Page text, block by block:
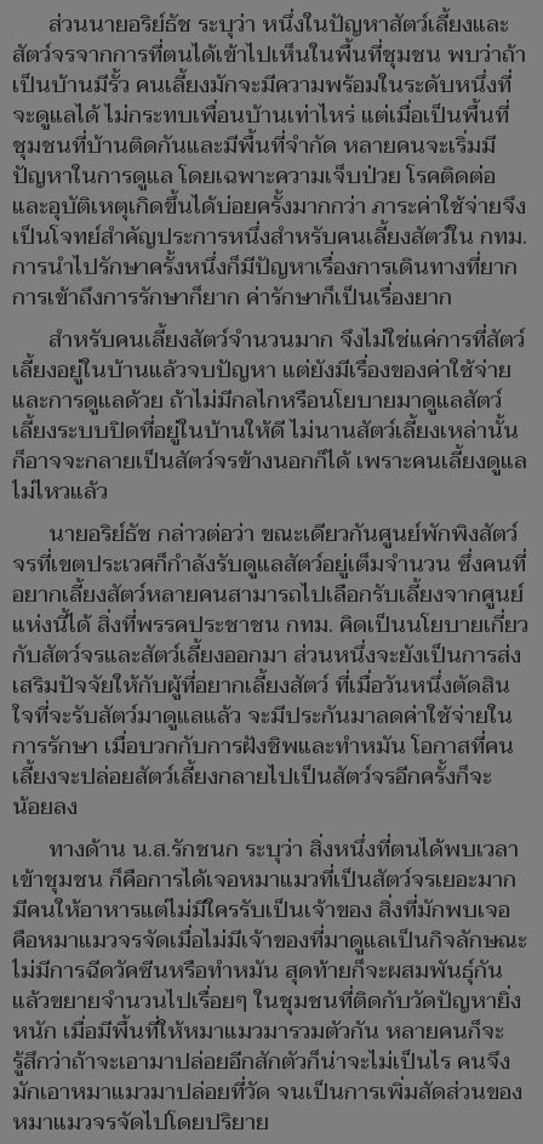
ส่วนนายอริย์ธัช ระบุว่า หนึ่งในปัญหาสัตว์เลี้ยงและ
สัตว์จรจากการที่ตนได้เข้าไปเห็นในพื้นที่ชุมชน พบว่าถ้า
เป็นบ้านมีรั้ว คนเลี้ยงมักจะมีความพร้อมในระดับหนึ่งที่
จะดูแลได้ ไม่กระทบเพื่อนบ้านเท่าไหร่ แต่เมื่อเป็นพื้นที่
ชุมชนที่บ้านติดกันและมีพื้นที่จำกัด หลายคนจะเริ่มมี
ปัญหาในการดูแล โดยเฉพาะความเจ็บป่วย โรคติดต่อ
และอุบัติเหตุเกิดขึ้นได้บ่อยครั้งมากกว่า ภาระค่าใช้จ่ายจึง
เป็นโจทย์สำคัญประการหนึ่งสำหรับคนเลี้ยงสัตว์ใน กทม.
การนำไปรักษาครั้งหนึ่งก็มีปัญหาเรื่องการเดินทางที่ยาก
การเข้าถึงการรักษาก็ยาก ค่ารักษาก็เป็นเรื่องยาก
สำหรับคนเลี้ยงสัตว์จำนวนมาก จึงไม่ใช่แค่การที่สัตว์
เลี้ยงอยู่ในบ้านแล้วจบปัญหา แต่ยังมีเรื่องของค่าใช้จ่าย
และการดูแลด้วย ถ้าไม่มีกลไกหรือนโยบายมาดูแลสัตว์
เลี้ยงระบบปิดที่อยู่ในบ้านให้ดี ไม่นานสัตว์เลี้ยงเหล่านั้น
ก็อาจจะกลายเป็นสัตว์จรข้างนอกก็ได้ เพราะคนเลี้ยงดูแล
ไม่ไหวแล้ว
นายอริย์ธัช กล่าวต่อว่า ขณะเดียวกันศูนย์พักพิงสัตว์
จรที่เขตประเวศก็กำลังรับดูแลสัตว์อยู่เต็มจำนวน ซึ่งคนที่
อยากเลี้ยงสัตว์หลายคนสามารถไปเลือกรับเลี้ยงจากศูนย์
แห่งนี้ได้ สิ่งที่พรรคประชาชน กทม. คิดเป็นนโยบายเกี่ยว
กับสัตว์จรและสัตว์เลี้ยงออกมา ส่วนหนึ่งจะยังเป็นการส่ง
เสริมปัจจัยให้กับผู้ที่อยากเลี้ยงสัตว์ ที่เมื่อวันหนึ่งตัดสิน
ใจที่จะรับสัตว์มาดูแลแล้ว จะมีประกันมาลดค่าใช้จ่ายใน
การรักษา เมื่อบวกกับการฝังชิพและทำหมัน โอกาสที่คน
เลี้ยงจะปล่อยสัตว์เลี้ยงกลายไปเป็นสัตว์จรอีกครั้งก็จะ
น้อยลง
ทางด้าน น.ส.รักชนก ระบุว่า สิ่งหนึ่งที่ตนได้พบเวลา
เข้าชุมชน ก็คือการได้เจอหมาแมวที่เป็นสัตว์จรเยอะมาก
มีคนให้อาหารแต่ไม่มีใครรับเป็นเจ้าของ สิ่งที่มักพบเจอ
คือหมาแมวจรจัดเมื่อไม่มีเจ้าของที่มาดูแลเป็นกิจลักษณะ
ไม่มีการฉีดวัคซีนหรือทำหมัน สุดท้ายก็จะผสมพันธุ์กัน
แล้วขยายจำนวนไปเรื่อยๆ ในชุมชนที่ติดกับวัดปัญหายิ่ง
หนัก เมื่อมีพื้นที่ให้หมาแมวมารวมตัวกัน หลายคนก็จะ
รู้สึกว่าถ้าจะเอามาปล่อยอีกสักตัวก็น่าจะไม่เป็นไร คนจึง
มักเอาหมาแมวมาปล่อยที่วัด จนเป็นการเพิ่มสัดส่วนของ
หมาแมวจรจัดไปโดยปริยาย